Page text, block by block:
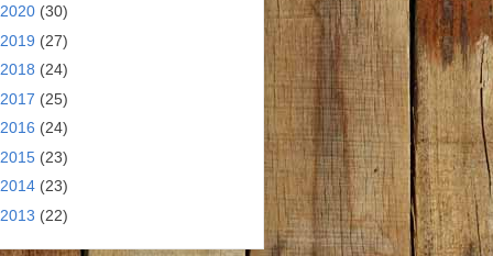
2020 (30)
2019 (27)
2018 (24)
2017 (25)
2016 (24)
2015 (23)
2014 (23)
2013 (22)